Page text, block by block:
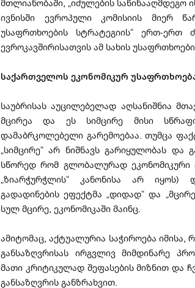
მთლიანობაში, „იძულების საწინააღმდეგო
ივნისში ევროპული კომისიის მიერ
უსაფრთხოების სტრატეგიის“ ერთ-ერთ
ევროკავშირისათვის ამ სახის
საქართველოს ეკონომიკურ
საუბრისას აუცილებელად აღსანიშნია
მცირეა და ეს სიმცირე მისი
დამაბრკოლებელი გარემოებაა. თუმცა
„სიმცირე“ არ ნიშნავს გარიყულობას და
სწორედ რომ გლობალურად ეკონომიკური
„ზიარჭურჭლის“ კანონისა არ
გადადინების ეფექტმა „დიდად“ და
სულ მცირე, ეკონომიკაში მაინც.
ამიტომაც, აქტუალურია საჭიროება
განსაზღვრისას ირგვლივ მიმდინარე
მათი კრიტიკულად შეფასების მიზნით და
განსაზღვრის განზრახვით.